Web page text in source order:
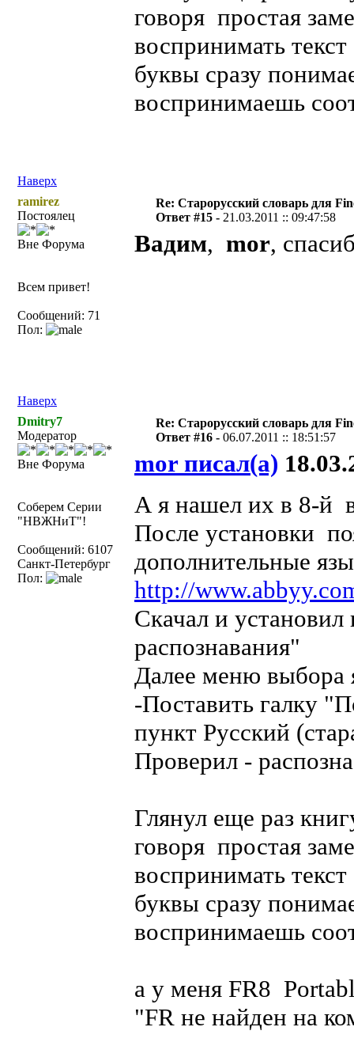
говоря простая
воспринимать
буквы сразу
воспринимаешь
Наверх
ramirez
Постоялец
Вне Форума
Всем привет!
Сообщений: 71
Пол:
Re: Старорусский словарь для
Ответ #15 - 21.03.2011 :: 09:47:58
Вадим, mor,
Наверх
Dmitry7
Модератор
Вне Форума
Соберем Серии
"НВЖНиТ"!
Сообщений: 6107
Санкт-Петербург
Пол:
Re: Старорусский словарь для
Ответ #16 -06.07.2011 :: 18:51:57
mor писал(а)
А я нашел их в 8-й
После установки
дополнительные
http://
Скачал и
распознавания"
Далее меню выбора
-Поставить галку
пункт Русский
Проверил -
Глянул еще раз
говоря простая
воспринимать
буквы сразу
воспринимаешь
а у меня FR8
"FR не найден на